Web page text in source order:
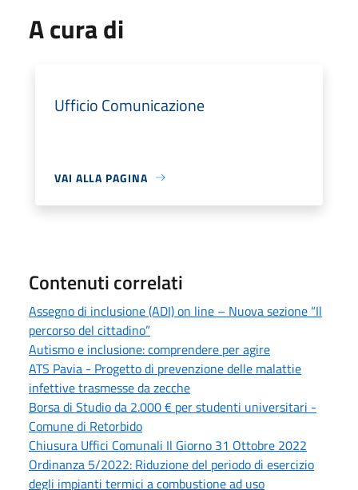
A cura di
Ufficio Comunicazione
VAI ALLA PAGINA
Contenuti correlati
Assegno di inclusione (ADI) on line – Nuova sezione “Il
percorso del cittadino”
Autismo e inclusione: comprendere per agire
ATS Pavia - Progetto di prevenzione delle malattie
infettive trasmesse da zecche
Borsa di Studio da 2.000 € per studenti universitari -
Comune di Retorbido
Chiusura Uffici Comunali Il Giorno 31 Ottobre 2022
Ordinanza 5/2022: Riduzione del periodo di esercizio
degli impianti termici a combustione ad uso